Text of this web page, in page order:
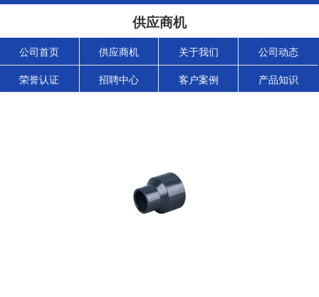
供应商机
公司首页 供应商机 关于我们 公司动态
荣誉认证 招聘中心 客户案例 产品知识